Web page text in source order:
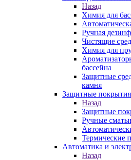
Назад
Химия для
Ручная
Чистящие
Химия для
бассейна
Защитные
камня
Защитные покрытия
Назад
Защитные
Ручные
Термические
Автоматика и
Назад